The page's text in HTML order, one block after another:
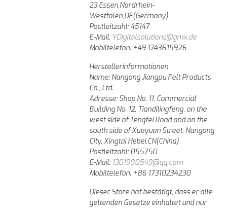
23,Essen,Nordrhein-
Westfalen,DE(Germany)
Postleitzahl: 45147
E-Mail: YDigitalsolutions@gmx.de
Mobiltelefon: +49 1743615926
Herstellerinformationen
Name: Nangong Jiangpu Felt Products
Co., Ltd.
Adresse: Shop No. 11, Commercial
Building No. 12, Tiandilingfeng, on the
west side of Tengfei Road and on the
south side of Xueyuan Street, Nangong
City.,Xingtai,Hebei,CN(China)
Postleitzahl: 055750
E-Mail: 1301990549@qq.com
Mobiltelefon: +86 17310234230
Dieser Store hat bestätigt, dass er alle
geltenden Gesetze einhaltet und nur